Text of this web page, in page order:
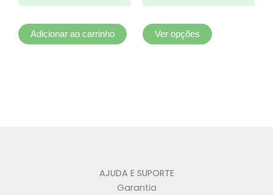
Adicionar ao carrinho Ver opções
do
AJUDA E SUPORTE
Garantia